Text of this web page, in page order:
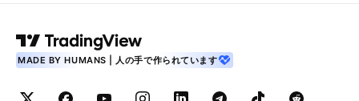
MADE BY HUMANS | 人の手で作られています